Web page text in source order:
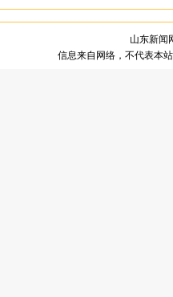
山东新闻
信息来自网络，不代表本